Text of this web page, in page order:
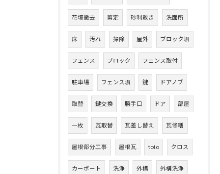
花壇撤去 剪定 砂利敷き 洗面所
床 汚れ 掃除 屋外 ブロック塀
フェンス ブロック フェンス取付
駐車場 フェンス塀 鍵 ドアノブ
取替 鍵交換 勝手口 ドア 部屋
一枚 瓦取替 瓦差し替え 瓦修繕
屋根部分工事 屋根瓦 toto クロス
カーポート 洗浄 外構 外構洗浄